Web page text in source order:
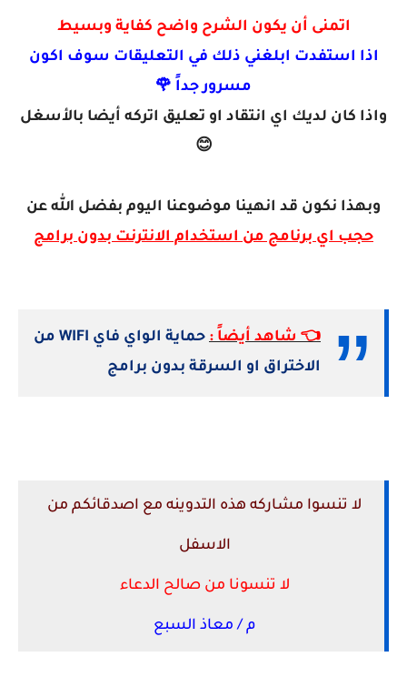
اتمنى أن يكون الشرح واضح كفاية وبسيط
اذا استفدت ابلغني ذلك في التعليقات سوف اكون
مسرور جداً 🌹
واذا كان لديك اي انتقاد او تعليق اتركه أيضا بالأسغل
😊
وبهذا نكون قد انهينا موضوعنا اليوم بفضل الله عن
حجب اي برنامج من استخدام الانترنت بدون برامج
👈 شاهد أيضاً :
حماية الواي فاي WIFI من
الاختراق او السرقة بدون برامج
لا تنسوا مشاركه هذه التدوينه مع اصدقائكم من
الاسفل
لا تنسونا من صالح الدعاء
م / معاذ السبع